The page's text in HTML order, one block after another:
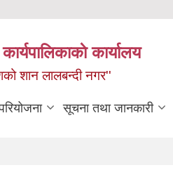
कार्यालय
शान लालबन्दी नगर''
सूचना तथा जानकारी